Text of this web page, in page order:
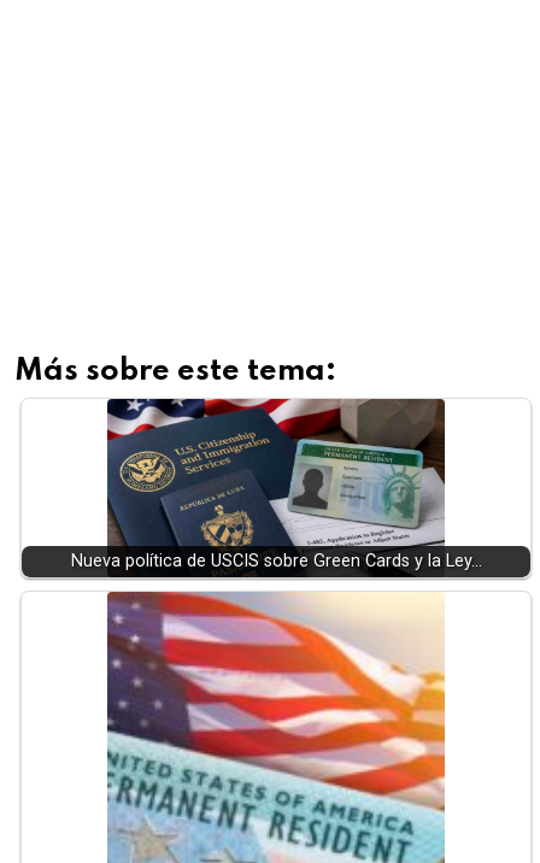
Más sobre este tema:
Nueva política de USCIS sobre Green Cards y la Ley…